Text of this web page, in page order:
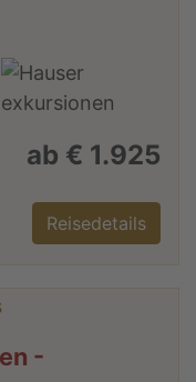
ab € 1.925
Reisedetails
-